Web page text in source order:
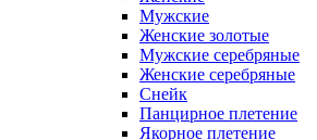
Мужские
Женские золотые
Мужские серебряные
Женские серебряные
Снейк
Панцирное плетение
Якорное плетение